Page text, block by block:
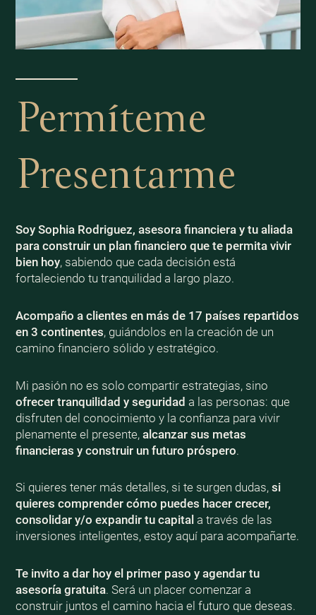
Permíteme
Presentarme
Soy Sophia Rodriguez, asesora financiera y tu aliada
para construir un plan financiero que te permita vivir
bien hoy, sabiendo que cada decisión está
fortaleciendo tu tranquilidad a largo plazo.
Acompaño a clientes en más de 17 países repartidos
en 3 continentes, guiándolos en la creación de un
camino financiero sólido y estratégico.
Mi pasión no es solo compartir estrategias, sino
ofrecer tranquilidad y seguridad a las personas: que
disfruten del conocimiento y la confianza para vivir
plenamente el presente, alcanzar sus metas
financieras y construir un futuro próspero.
Si quieres tener más detalles, si te surgen dudas, si
quieres comprender cómo puedes hacer crecer,
consolidar y/o expandir tu capital a través de las
inversiones inteligentes, estoy aquí para acompañarte.
Te invito a dar hoy el primer paso y agendar tu
asesoría gratuita. Será un placer comenzar a
construir juntos el camino hacia el futuro que deseas.